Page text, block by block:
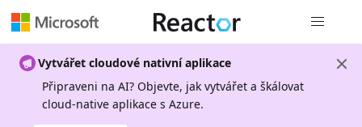
Vytvářet cloudové nativní aplikace
Připraveni na AI? Objevte, jak vytvářet a škálovat
cloud-native aplikace s Azure.